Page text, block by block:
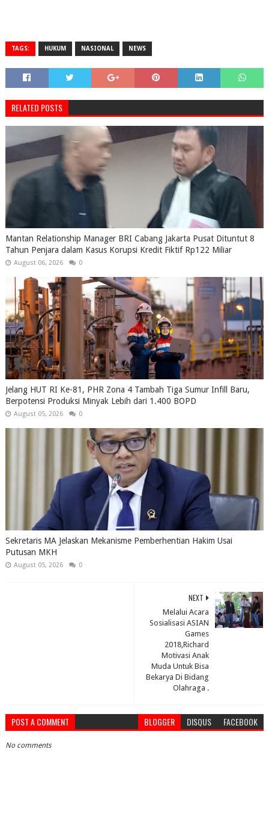
TAGS: HUKUM NASIONAL NEWS
RELATED POSTS
Mantan Relationship Manager BRI Cabang Jakarta Pusat Dituntut 8
Tahun Penjara dalam Kasus Korupsi Kredit Fiktif Rp122 Miliar
August 06, 2026 0
Jelang HUT RI Ke-81, PHR Zona 4 Tambah Tiga Sumur Infill Baru,
Berpotensi Produksi Minyak Lebih dari 1.400 BOPD
August 05, 2026 0
Sekretaris MA Jelaskan Mekanisme Pemberhentian Hakim Usai
Putusan MKH
August 05, 2026 0
NEXT
Melalui Acara
Sosialisasi ASIAN
Games
2018,Richard
Motivasi Anak
Muda Untuk Bisa
Bekarya Di Bidang
Olahraga .
POST A COMMENT BLOGGER DISQUS FACEBOOK
No comments